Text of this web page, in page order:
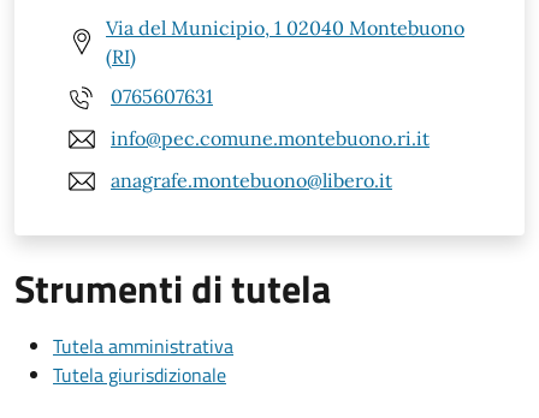
Via del Municipio, 1 02040 Montebuono
(RI)
0765607631
info@pec.comune.montebuono.ri.it
anagrafe.montebuono@libero.it
Strumenti di tutela
Tutela amministrativa
Tutela giurisdizionale